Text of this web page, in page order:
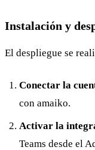
Instalación y
El despliegue se
Conectar la
con amaiko.
Activar la
Teams desde el